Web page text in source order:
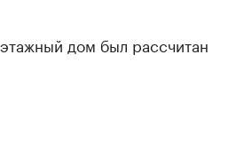
дом был рассчитан